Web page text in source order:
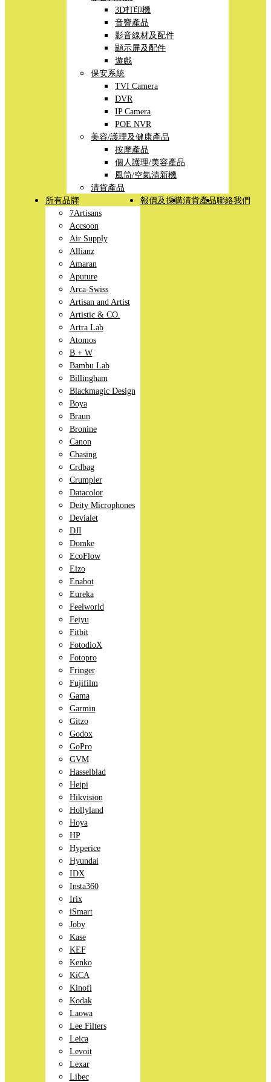
3D打印機
音響產品
影音線材及配件
顯示屏及配件
遊戲
保安系統
TVI Camera
DVR
IP Camera
POE NVR
美容/護理及健康產品
按摩產品
個人護理/美容產品
風筒/空氣清新機
清貨產品
所有品牌
7Artisans
Accsoon
Air Supply
Allianz
Amaran
Aputure
Arca-Swiss
Artisan and Artist
Artistic & CO.
Artra Lab
Atomos
B + W
Bambu Lab
Billingham
Blackmagic Design
Boya
Braun
Bronine
Canon
Chasing
Crdbag
Crumpler
Datacolor
Deity Microphones
Devialet
DJI
Domke
EcoFlow
Eizo
Enabot
Eureka
Feelworld
Feiyu
Fitbit
FotodioX
Fotopro
Fringer
Fujifilm
Gama
Garmin
Gitzo
Godox
GoPro
GVM
Hasselblad
Heipi
Hikvision
Hollyland
Hoya
HP
Hyperice
Hyundai
IDX
Insta360
Irix
iSmart
Joby
Kase
KEF
Kenko
KiCA
Kinofi
Kodak
Laowa
Lee Filters
Leica
Levoit
Lexar
Libec
報價及採購清貨產品聯絡我們